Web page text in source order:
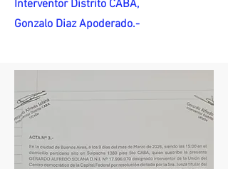
Interventor Distrito CABA,
Gonzalo Diaz Apoderado.-